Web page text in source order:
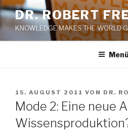
Zum
Inhalt
springen
DR. ROBERT
KNOWLEDGE MAKES THE WORLD
Menü
VERÖFFENTLICHT
AM
15. AUGUST 2011 VON DR.
Mode 2: Eine neue